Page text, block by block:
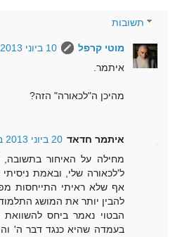
תשובות
מוטי קרפל
10 ביוני 2013 בשעה 21:35
איתמר.
מהיכן ה"לכאורה" הזה?
איתמר חדאד 20 ביוני 2013 בשעה 22:12
מחילה על האיחור
ל'לכאורה שלי, ובאמת
אף שלא ראיתי התייחסות
להבין יותר את המושג
הבטוי נאמר ביחס להשוואת
בעמדה שהיא כנגד דבר ה'